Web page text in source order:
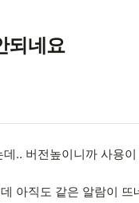
되네요
.. 버전높이니까 사용
아직도 같은 알람이